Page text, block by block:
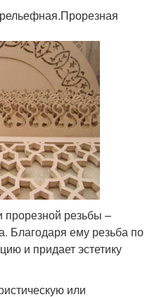
прорезной резьбы –
Благодаря ему резьба по
и придает эстетику
или